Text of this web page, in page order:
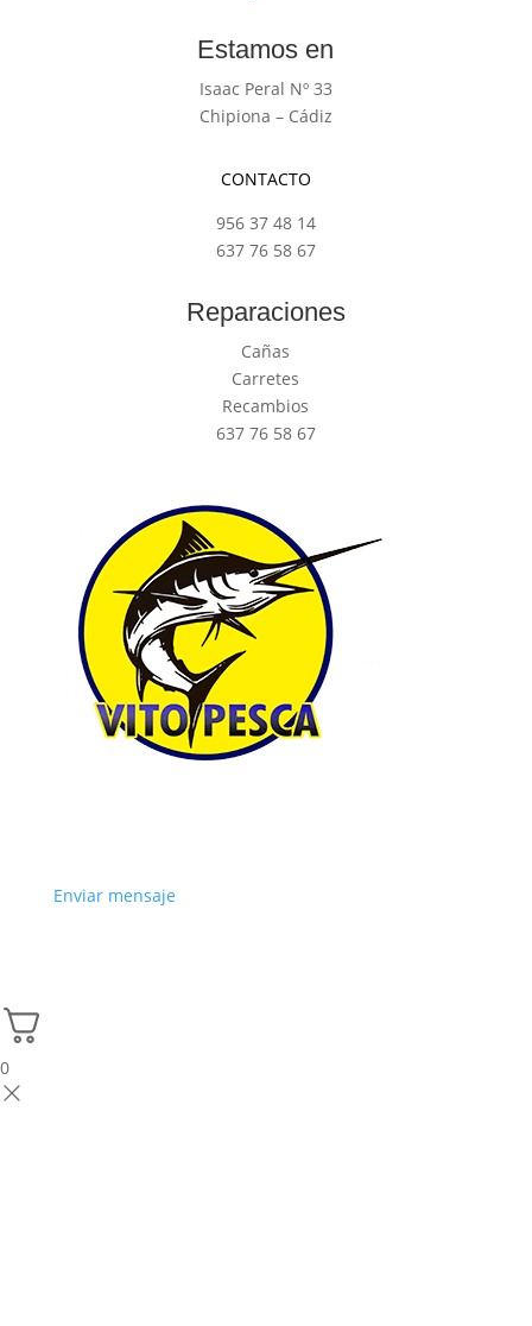
Estamos en
Isaac Peral Nº 33
Chipiona – Cádiz
CONTACTO
956 37 48 14
637 76 58 67
Reparaciones
Cañas
Carretes
Recambios
637 76 58 67
Enviar mensaje
0